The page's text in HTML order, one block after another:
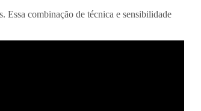
Essa combinação de técnica e sensibilidade